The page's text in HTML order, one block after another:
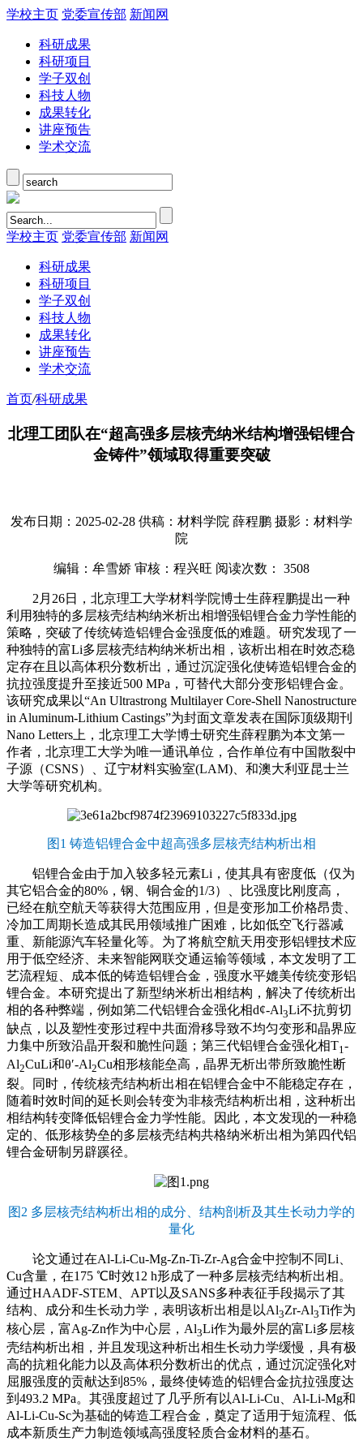
学校主页 党委宣传部 新闻网
科研成果
科研项目
学子双创
科技人物
成果转化
讲座预告
学术交流
学校主页 党委宣传部 新闻网
科研成果
科研项目
学子双创
科技人物
成果转化
讲座预告
学术交流
首页/科研成果
北理工团队在“超高强多层核壳纳米结构增强铝锂合
金铸件”领域取得重要突破
发布日期：2025-02-28 供稿：材料学院 薛程鹏 摄影：材料学
院
编辑：牟雪娇 审核：程兴旺 阅读次数： 3508
2月26日，北京理工大学材料学院博士生薛程鹏提出一种
利用独特的多层核壳结构纳米析出相增强铝锂合金力学性能的
策略，突破了传统铸造铝锂合金强度低的难题。研究发现了一
种独特的富Li多层核壳结构纳米析出相，该析出相在时效态稳
定存在且以高体积分数析出，通过沉淀强化使铸造铝锂合金的
抗拉强度提升至接近500 MPa，可替代大部分变形铝锂合金。
该研究成果以“An Ultrastrong Multilayer Core-Shell Nanostructure
in Aluminum-Lithium Castings”为封面文章发表在国际顶级期刊
Nano Letters上，北京理工大学博士研究生薛程鹏为本文第一
作者，北京理工大学为唯一通讯单位，合作单位有中国散裂中
子源（CSNS）、辽宁材料实验室(LAM)、和澳大利亚昆士兰
大学等研究机构。
图1 铸造铝锂合金中超高强多层核壳结构析出相
铝锂合金由于加入较多轻元素Li，使其具有密度低（仅为
其它铝合金的80%，钢、铜合金的1/3）、比强度比刚度高，
已经在航空航天等获得大范围应用，但是变形加工价格昂贵、
冷加工周期长造成其民用领域推广困难，比如低空飞行器减
重、新能源汽车轻量化等。为了将航空航天用变形铝锂技术应
用于低空经济、未来智能网联交通运输等领域，本文发明了工
艺流程短、成本低的铸造铝锂合金，强度水平媲美传统变形铝
锂合金。本研究提出了新型纳米析出相结构，解决了传统析出
相的各种弊端，例如第二代铝锂合金强化相d¢-Al3Li不抗剪切
缺点，以及塑性变形过程中共面滑移导致不均匀变形和晶界应
力集中所致沿晶开裂和脆性问题；第三代铝锂合金强化相T1-
Al2CuLi和θ′-Al2Cu相形核能垒高，晶界无析出带所致脆性断
裂。同时，传统核壳结构析出相在铝锂合金中不能稳定存在，
随着时效时间的延长则会转变为非核壳结构析出相，这种析出
相结构转变降低铝锂合金力学性能。因此，本文发现的一种稳
定的、低形核势垒的多层核壳结构共格纳米析出相为第四代铝
锂合金研制另辟蹊径。
图2 多层核壳结构析出相的成分、结构剖析及其生长动力学的
量化
论文通过在Al-Li-Cu-Mg-Zn-Ti-Zr-Ag合金中控制不同Li、
Cu含量，在175 ℃时效12 h形成了一种多层核壳结构析出相。
通过HAADF-STEM、APT以及SANS多种表征手段揭示了其
结构、成分和生长动力学，表明该析出相是以Al3Zr-Al3Ti作为
核心层，富Ag-Zn作为中心层，Al3Li作为最外层的富Li多层核
壳结构析出相，并且发现这种析出相生长动力学缓慢，具有极
高的抗粗化能力以及高体积分数析出的优点，通过沉淀强化对
屈服强度的贡献达到85%，最终使铸造的铝锂合金抗拉强度达
到493.2 MPa。其强度超过了几乎所有以Al-Li-Cu、Al-Li-Mg和
Al-Li-Cu-Sc为基础的铸造工程合金，奠定了适用于短流程、低
成本新质生产力制造领域高强度轻质合金材料的基石。